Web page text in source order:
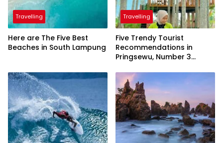
Travelling
Here are The Five Best
Beaches in South Lampung
Travelling
Five Trendy Tourist
Recommendations in
Pringsewu, Number 3
President